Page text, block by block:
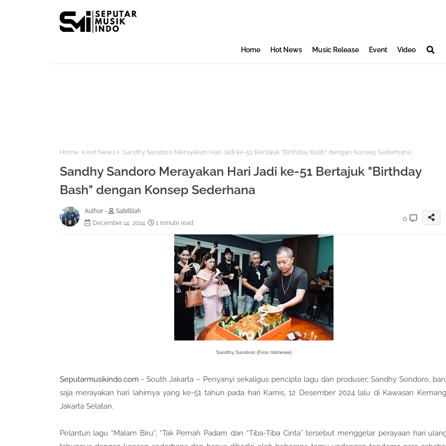
Home Hot News Music Release Event Video
Home Hot News Sandhy Sandoro Merayakan Hari Jadi ke-51 Bertajuk "Birthday Bash" dengan Konsep Sederhana
Sandhy Sandoro Merayakan Hari Jadi ke-51 Bertajuk "Birthday
Bash" dengan Konsep Sederhana
Author -
Sabillilah
December 14, 2024
1 minute read
0
Sandhy Sandoro (Foto Istimewa)
Seputarmusikindo.com - South Jakarta – Penyanyi sekaligus pencipta lagu dan produser, Sandhy Sondoro,
saja merayakan hari lahirnya yang ke-51 tahun pada hari Kamis, 12 Desember 2024 lalu di Kawasan
Jakarta Selatan.
Pelantun lagu “Malam Biru”, “Tak Pernah Padam dan “Tiba-Tiba Cinta” tersebut menggelar perayaan hari